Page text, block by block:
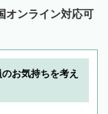
オンライン対応可
お気持ちを考え